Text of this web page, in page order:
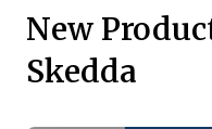
New
Skedda